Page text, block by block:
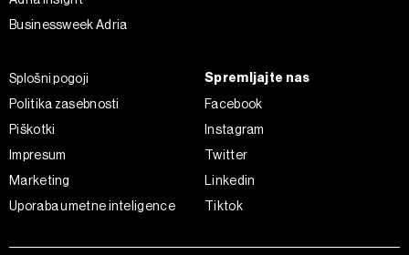
Businessweek Adria
Splošni pogoji
Politika zasebnosti
Piškotki
Impresum
Marketing
Uporaba umetne inteligence
Spremljajte nas
Facebook
Instagram
Twitter
Linkedin
Tiktok